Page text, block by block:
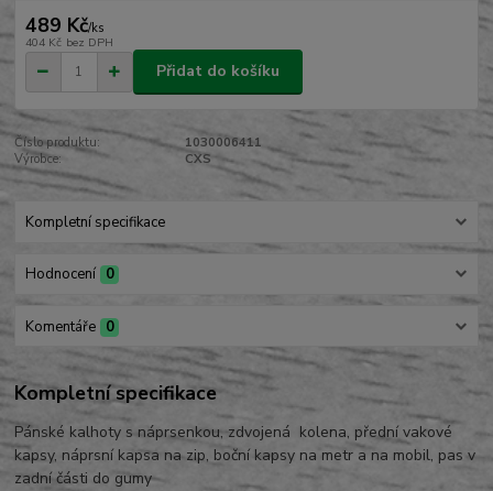
489 Kč/ks
404 Kč bez DPH
Přidat do košíku
Číslo produktu:
1030006411
Výrobce:
CXS
Kompletní specifikace
Hodnocení 0
Komentáře 0
Kompletní specifikace
Pánské kalhoty s náprsenkou, zdvojená kolena, přední vakové
kapsy, náprsní kapsa na zip, boční kapsy na metr a na mobil, pas v
zadní části do gumy